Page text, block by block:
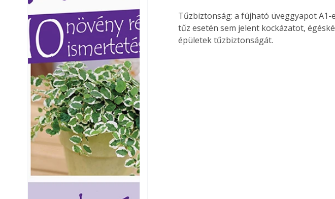
Tűzbiztonság: a fújható üveggyapot
tűz esetén sem jelent kockázatot,
épületek tűzbiztonságát.